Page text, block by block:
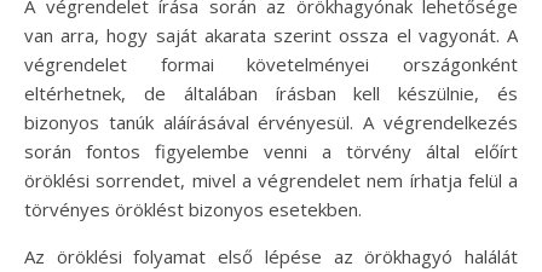
A végrendelet írása során az örökhagyónak lehetősége
van arra, hogy saját akarata szerint ossza el vagyonát. A
végrendelet formai követelményei országonként
eltérhetnek, de általában írásban kell készülnie, és
bizonyos tanúk aláírásával érvényesül. A végrendelkezés
során fontos figyelembe venni a törvény által előírt
öröklési sorrendet, mivel a végrendelet nem írhatja felül a
törvényes öröklést bizonyos esetekben.
Az öröklési folyamat első lépése az örökhagyó halálát